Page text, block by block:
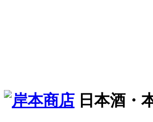
日本酒・